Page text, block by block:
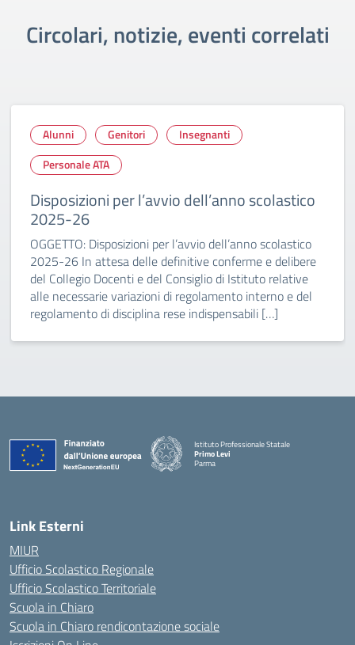
Circolari, notizie, eventi correlati
Alunni Genitori
Insegnanti
Personale ATA
Disposizioni per l’avvio dell’anno scolastico
2025-26
OGGETTO: Disposizioni per l’avvio dell’anno scolastico
2025-26 In attesa delle definitive conferme e delibere
del Collegio Docenti e del Consiglio di Istituto relative
alle necessarie variazioni di regolamento interno e del
regolamento di disciplina rese indispensabili […]
Istituto Professionale Statale
Primo Levi
Parma
Link Esterni
MIUR
Ufficio Scolastico Regionale
Ufficio Scolastico Territoriale
Scuola in Chiaro
Scuola in Chiaro rendicontazione sociale